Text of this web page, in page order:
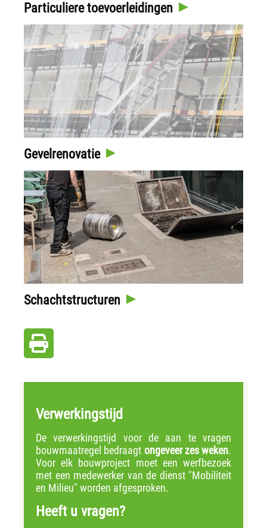
Particuliere toevoerleidingen
Gevelrenovatie
Schachtstructuren
Verwerkingstijd
De verwerkingstijd voor de aan te vragen
bouwmaatregel bedraagt ongeveer zes weken.
Voor elk bouwproject moet een werfbezoek
met een medewerker van de dienst "Mobiliteit
en Milieu" worden afgesproken.
Heeft u vragen?